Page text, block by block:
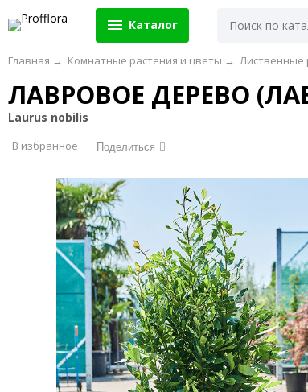
Каталог
Главная → Комнатные растения и цветы → Лиственные
ЛАВРОВОЕ ДЕРЕВО
Laurus nobilis
В избранное Поделиться